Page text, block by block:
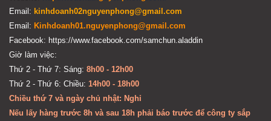
Email: kinhdoanh02nguyenphong@gmail.com
Email: Kinhdoanh01.nguyenphong@gmail.com
Facebook: https://www.facebook.com/samchun.aladdin
Giờ làm việc:
Thứ 2 - Thứ 7: Sáng: 8h00 - 12h00
Thứ 2 - Thứ 6: Chiều: 14h00 - 18h00
Chiều thứ 7 và ngày chủ nhật: Nghỉ
Nếu lấy hàng trước 8h và sau 18h phải báo trước để công ty sắp